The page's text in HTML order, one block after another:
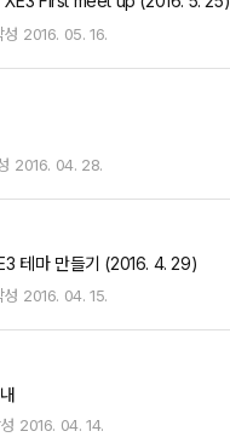
성 2016. 05. 16.
2016. 04. 28.
테마 만들기 (2016. 4. 29)
성 2016. 04. 15.
2016. 04. 14.